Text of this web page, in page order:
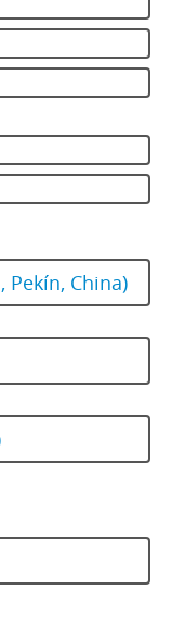
Pekín, China)